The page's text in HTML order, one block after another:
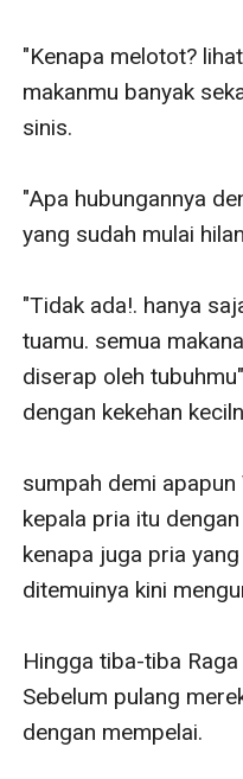
"Kenapa melotot?
makanmu banyak
sinis.
"Apa hubungannya
yang sudah mulai
"Tidak ada!. hanya
tuamu. semua
diserap oleh
dengan kekehan
sumpah demi
kepala pria itu
kenapa juga pria
ditemuinya kini
Hingga tiba-tiba
Sebelum pulang
dengan mempelai.